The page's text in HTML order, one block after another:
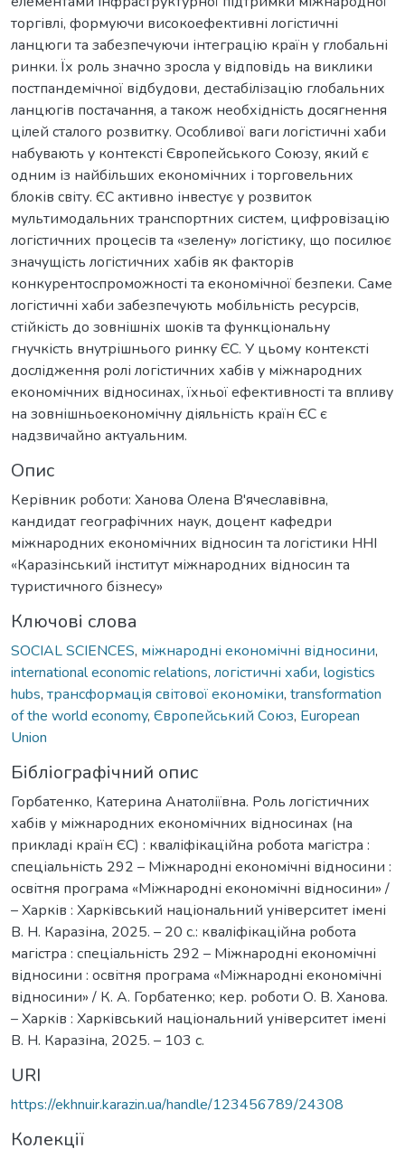
торгівлі, формуючи високоефективні логістичні
ланцюги та забезпечуючи інтеграцію країн у глобальні
ринки. Їх роль значно зросла у відповідь на виклики
постпандемічної відбудови, дестабілізацію глобальних
ланцюгів постачання, а також необхідність досягнення
цілей сталого розвитку. Особливої ваги логістичні хаби
набувають у контексті Європейського Союзу, який є
одним із найбільших економічних і торговельних
блоків світу. ЄС активно інвестує у розвиток
мультимодальних транспортних систем, цифровізацію
логістичних процесів та «зелену» логістику, що посилює
значущість логістичних хабів як факторів
конкурентоспроможності та економічної безпеки. Саме
логістичні хаби забезпечують мобільність ресурсів,
стійкість до зовнішніх шоків та функціональну
гнучкість внутрішнього ринку ЄС. У цьому контексті
дослідження ролі логістичних хабів у міжнародних
економічних відносинах, їхньої ефективності та впливу
на зовнішньоекономічну діяльність країн ЄС є
надзвичайно актуальним.
Опис
Керівник роботи: Ханова Олена В'ячеславівна,
кандидат географічних наук, доцент кафедри
міжнародних економічних відносин та логістики ННІ
«Каразінський інститут міжнародних відносин та
туристичного бізнесу»
Ключові слова
SOCIAL SCIENCES, міжнародні економічні відносини,
international economic relations, логістичні хаби, logistics
hubs, трансформація світової економіки, transformation
of the world economy, Європейський Союз, European
Union
Бібліографічний опис
Горбатенко, Катерина Анатоліївна. Роль логістичних
хабів у міжнародних економічних відносинах (на
прикладі країн ЄС) : кваліфікаційна робота магістра :
спеціальність 292 – Міжнародні економічні відносини :
освітня програма «Міжнародні економічні відносини» /
– Харків : Харківський національний університет імені
В. Н. Каразіна, 2025. – 20 с.: кваліфікаційна робота
магістра : спеціальність 292 – Міжнародні економічні
відносини : освітня програма «Міжнародні економічні
відносини» / К. А. Горбатенко; кер. роботи О. В. Ханова.
– Харків : Харківський національний університет імені
В. Н. Каразіна, 2025. – 103 с.
URI
https://ekhnuir.karazin.ua/handle/123456789/24308
Колекції